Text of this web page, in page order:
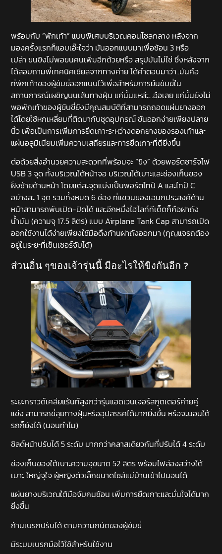
พร้อมกับ “พักเท้า” แบบพิเศษบริเวณคอนโซลกลาง หลังจาก
มองครั้งแรกก็แอบเอ๊ะใจว่า มันออกแบบมาเพื่อซ้อน 3 หรือ
เปล่า ขนขิงไม่พอขนคนเพิ่มอีกด้วยหรือ สรุปมันไม่ใช่ ซึ่งหลังจาก
ได้สอบถามพี่เทคนิคเชียลจากทางค่าย ได้คำตอบมาว่า..มันคือ
ที่พักเท้าของผู้ขับขี่ออกแบบไว้เพื่อสำหรับการยืนขับขี่ใน
สถานการณ์เผชิญบนเส้นทางฝุ่น แค่นั้นแหล่ะ…อ๋อเลย แค่นั้นยังไม่
พอพักเท้าของผู้ขับขี่ยังมีคุณสมบัติที่สามารถถอดแผ่นยางออก
ได้โดยใช้หกเหลี่ยมที่ติดมากับชุดอุปกรณ์ ขันออกง่ายเพียงปลาย
นิ้ว เพื่อเป็นการเพิ่มการยึดเกาะระหว่างดอกยางของรองเท้าและ
แผ่นอลูมิเนียมเพิ่มความเสถียรและการยึดเกาะที่ดียิ่งขึ้น
ต่อด้วยสิ่งอำนวยความสะดวกที่พร้อมจะ “ขิง” ด้วยพอร์ตชาร์จไฟ
USB 3 จุด ทั้งบริเวณใต้หน้าจอ บริเวณใต้เบาะและช่องเก็บของ
ฝั่งซ้ายด้านหน้า โดยแต่ละจุดแบ่งเป็นพอร์ตไทป์ A และไทป์ C
อย่างละ 1 จุด รวมทั้งหมด 6 ช่อง ที่แขวนของเอนกประสงค์ด้าน
หน้าสามารถพับเปิด-ปิดได้ และอีกหนึ่งไฮไลท์ทีเด็ดก็คือฝาถัง
น้ำมัน (ความจุ 17.5 ลิตร) แบบ Airplane Tank Cap สามารถเปิด
ออกใช้งานได้ง่ายเพียงใช้มือดึงก้านฝาถังออกมา (กุญแจรถต้อง
อยู่ในระยะที่เซ็นเซอร์จับได้)
ส่วนอื่น ๆของเจ้ารุ่นนี้ มีอะไรให้ขิงกันอีก ?
ระยะกราวด์เคลียแร้นท์สูงกว่ารุ่นแอดเวนเจอร์สกูตเตอร์ค่ายคู่
แข่ง สามารถขี่ลุยทางฝุ่นหรืออุปสรรคได้มากยิ่งขึ้น หรือจะนอนใต้
รถก็ยังได้ (นอนทำไม)
ชิลด์หน้าปรับได้ 5 ระดับ มากกว่าคลาสเดียวกันที่ปรับได้ 4 ระดับ
ช่องเก็บของใต้เบาะความจุขนาด 52 ลิตร พร้อมไฟส่องสว่างใต้
เบาะ ใหญ่จุใจ ผู้หญิงตัวเล็กขนาดไซส์แม่บ้านเข้าไปนอนได้
แผ่นยางบริเวณใต้มือจับคนซ้อน เพิ่มการยึดเกาะและมั่นใจได้มาก
ยิ่งขึ้น
ก้านเบรกปรับได้ ตามความถนัดของผู้ขับขี่
มีระบบเบรกมือไว้ใช้สำหรับใช้งาน